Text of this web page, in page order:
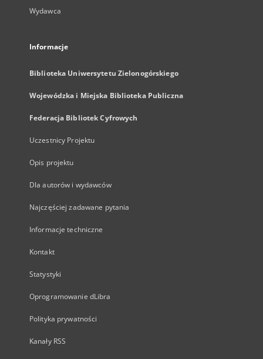
Wydawca
Informacje
Biblioteka Uniwersytetu Zielonogórskiego
Wojewódzka i Miejska Biblioteka Publiczna
Federacja Bibliotek Cyfrowych
Uczestnicy Projektu
Opis projektu
Dla autorów i wydawców
Najczęściej zadawane pytania
Informacje techniczne
Kontakt
Statystyki
Oprogramowanie dLibra
Polityka prywatności
Kanały RSS